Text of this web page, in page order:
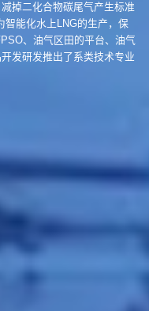
掉二化合物碳尾气产生标准
智能化水上LNG的生产，保
、油气区田的平台、油气
发研发推出了系类技术专业